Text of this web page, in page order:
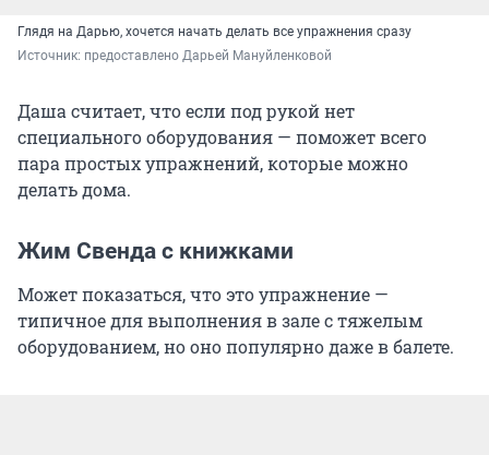
Глядя на Дарью, хочется начать делать все упражнения сразу
Источник: предоставлено Дарьей Мануйленковой
Даша считает, что если под рукой нет
специального оборудования — поможет всего
пара простых упражнений, которые можно
делать дома.
Жим Свенда с книжками
Может показаться, что это упражнение —
типичное для выполнения в зале с тяжелым
оборудованием, но оно популярно даже в балете.